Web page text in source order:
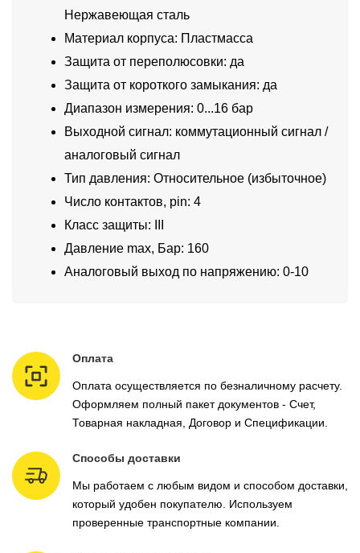
Нержавеющая сталь
Материал корпуса: Пластмасса
Защита от переполюсовки: да
Защита от короткого замыкания: да
Диапазон измерения: 0...16 бар
Выходной сигнал: коммутационный сигнал /
аналоговый сигнал
Тип давления: Относительное (избыточное)
Число контактов, pin: 4
Класс защиты: III
Давление max, Бар: 160
Аналоговый выход по напряжению: 0-10
Оплата
Оплата осуществляется по безналичному расчету.
Оформляем полный пакет документов - Счет,
Товарная накладная, Договор и Спецификации.
Способы доставки
Мы работаем с любым видом и способом доставки,
который удобен покупателю. Используем
проверенные транспортные компании.